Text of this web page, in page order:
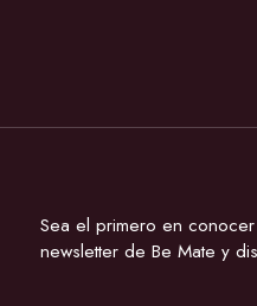
Sea el primero en
newsletter de Be Mate y